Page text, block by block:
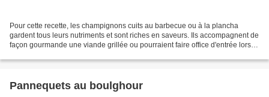
Pour cette recette, les champignons cuits au barbecue ou à la plancha
gardent tous leurs nutriments et sont riches en saveurs. Ils accompagnent de
façon gourmande une viande grillée ou pourraient faire office d'entrée lors
Pannequets au boulghour